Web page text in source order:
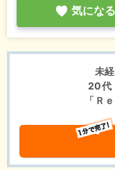
気になる
未
20代
「Ｒ